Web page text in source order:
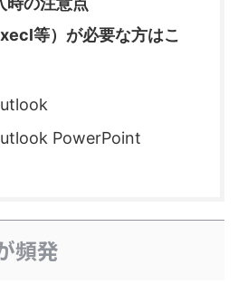
等）が必要な方はこ
PowerPoint
頻発